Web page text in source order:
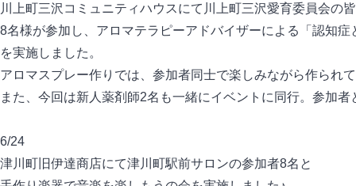
川上町三沢コミュニティハウスにて川上町三沢愛育委員会の
8名様が参加し、アロマテラピーアドバイザーによる「認知
を実施しました。
アロマスプレー作りでは、参加者同士で楽しみながら作られ
また、今回は新人薬剤師2名も一緒にイベントに同行。参加
6/24
津川町旧伊達商店にて津川町駅前サロンの参加者8名と